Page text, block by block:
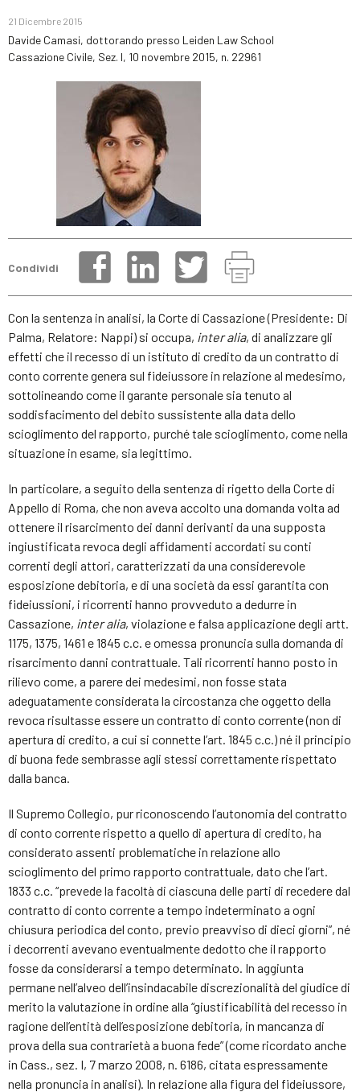
21 Dicembre 2015
Davide Camasi, dottorando presso Leiden Law School
Cassazione Civile, Sez. I, 10 novembre 2015, n. 22961
Condividi
Con la sentenza in analisi, la Corte di Cassazione (Presidente: Di
Palma, Relatore: Nappi) si occupa, inter alia, di analizzare gli
effetti che il recesso di un istituto di credito da un contratto di
conto corrente genera sul fideiussore in relazione al medesimo,
sottolineando come il garante personale sia tenuto al
soddisfacimento del debito sussistente alla data dello
scioglimento del rapporto, purché tale scioglimento, come nella
situazione in esame, sia legittimo.
In particolare, a seguito della sentenza di rigetto della Corte di
Appello di Roma, che non aveva accolto una domanda volta ad
ottenere il risarcimento dei danni derivanti da una supposta
ingiustificata revoca degli affidamenti accordati su conti
correnti degli attori, caratterizzati da una considerevole
esposizione debitoria, e di una società da essi garantita con
fideiussioni, i ricorrenti hanno provveduto a dedurre in
Cassazione, inter alia, violazione e falsa applicazione degli artt.
1175, 1375, 1461 e 1845 c.c. e omessa pronuncia sulla domanda di
risarcimento danni contrattuale. Tali ricorrenti hanno posto in
rilievo come, a parere dei medesimi, non fosse stata
adeguatamente considerata la circostanza che oggetto della
revoca risultasse essere un contratto di conto corrente (non di
apertura di credito, a cui si connette l’art. 1845 c.c.) né il principio
di buona fede sembrasse agli stessi correttamente rispettato
dalla banca.
Il Supremo Collegio, pur riconoscendo l’autonomia del contratto
di conto corrente rispetto a quello di apertura di credito, ha
considerato assenti problematiche in relazione allo
scioglimento del primo rapporto contrattuale, dato che l’art.
1833 c.c. “prevede la facoltà di ciascuna delle parti di recedere dal
contratto di conto corrente a tempo indeterminato a ogni
chiusura periodica del conto, previo preavviso di dieci giorni”, né
i decorrenti avevano eventualmente dedotto che il rapporto
fosse da considerarsi a tempo determinato. In aggiunta
permane nell’alveo dell’insindacabile discrezionalità del giudice di
merito la valutazione in ordine alla “giustificabilità del recesso in
ragione dell’entità dell’esposizione debitoria, in mancanza di
prova della sua contrarietà a buona fede” (come ricordato anche
in Cass., sez. I, 7 marzo 2008, n. 6186, citata espressamente
nella pronuncia in analisi). In relazione alla figura del fideiussore,